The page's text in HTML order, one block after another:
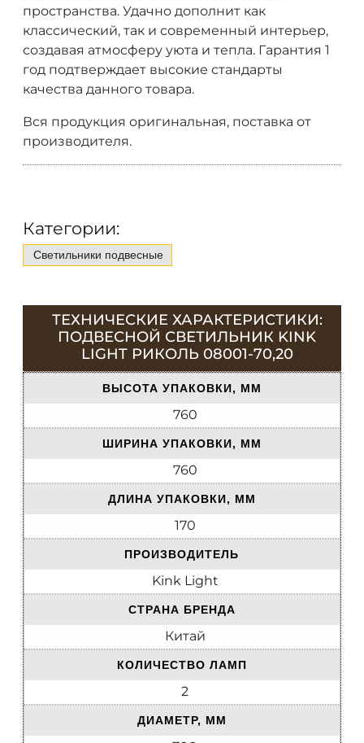
пространства. Удачно дополнит как
классический, так и современный интерьер,
создавая атмосферу уюта и тепла. Гарантия 1
год подтверждает высокие стандарты
качества данного товара.
Вся продукция оригинальная, поставка от
производителя.
Категории:
Светильники подвесные
ТЕХНИЧЕСКИЕ ХАРАКТЕРИСТИКИ:
ПОДВЕСНОЙ СВЕТИЛЬНИК KINK
LIGHT РИКОЛЬ 08001-70,20
ВЫСОТА УПАКОВКИ, ММ
760
ШИРИНА УПАКОВКИ, ММ
760
ДЛИНА УПАКОВКИ, ММ
170
ПРОИЗВОДИТЕЛЬ
Kink Light
СТРАНА БРЕНДА
Китай
КОЛИЧЕСТВО ЛАМП
2
ДИАМЕТР, ММ